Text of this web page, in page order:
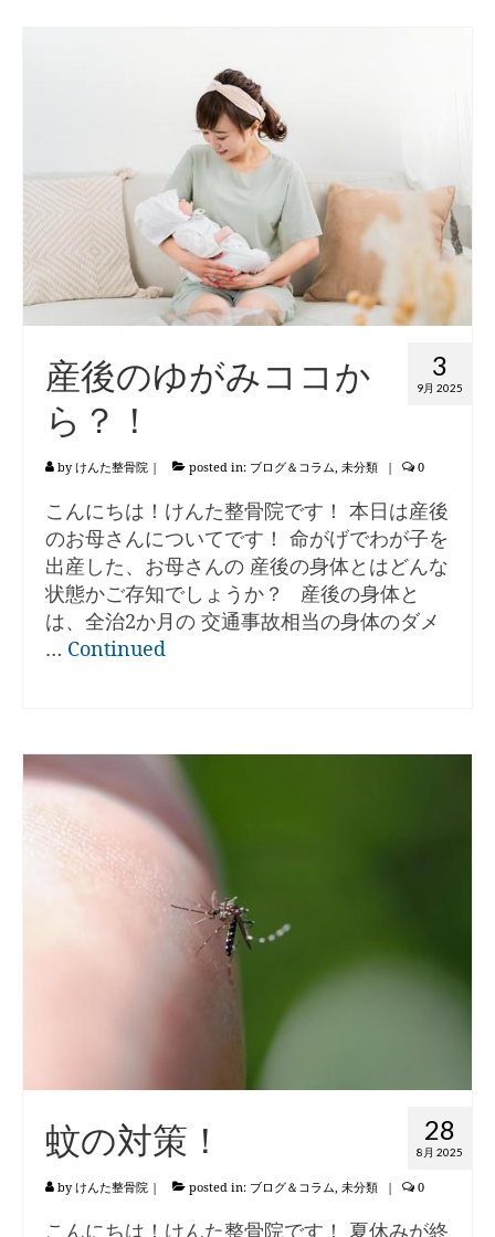
3
9月 2025
産後のゆがみココか
ら？！
byけんた整骨院 | posted in: ブログ＆コラム, 未分類 | 0
こんにちは！けんた整骨院です！ 本日は産後
のお母さんについてです！ 命がげでわが子を
出産した、お母さんの 産後の身体とはどんな
状態かご存知でしょうか？ 産後の身体と
は、全治2か月の 交通事故相当の身体のダメ
… Continued
28
8月 2025
蚊の対策！
byけんた整骨院 | posted in: ブログ＆コラム, 未分類 | 0
こんにちは！けんた整骨院です！ 夏休みが終